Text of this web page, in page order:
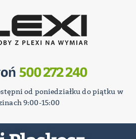
500 272 240
od poniedziałku do piątku w
9:00-15:00